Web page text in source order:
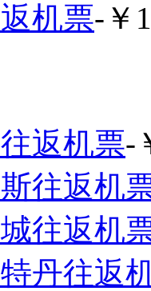
机票-￥
返机票-
往返机
往返机
丹往返